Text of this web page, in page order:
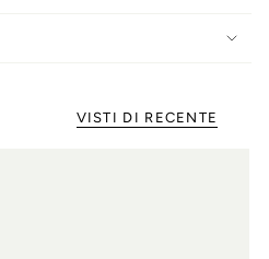
VISTI DI RECENTE